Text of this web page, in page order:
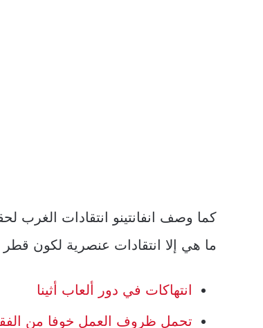
كما وصف انفانتينو انتقادات الغرب
ما هي إلا انتقادات عنصرية لكون قطر
انتهاكات في دور ألعاب أثينا
تحمل ظروف العمل خوفا من